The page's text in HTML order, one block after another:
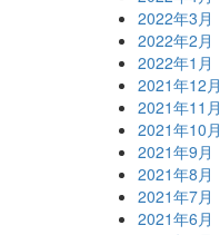
2022年3月
2022年2月
2022年1月
2021年12月
2021年11月
2021年10月
2021年9月
2021年8月
2021年7月
2021年6月